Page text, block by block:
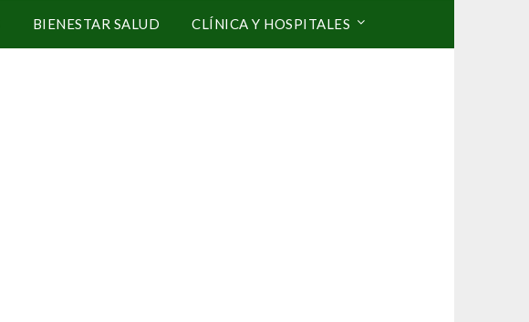
BIENESTAR SALUD CLÍNICA Y HOSPITALES